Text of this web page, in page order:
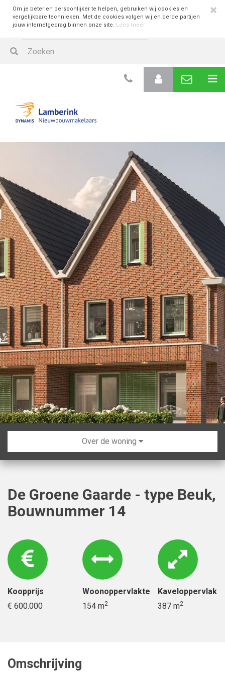
Om je beter en persoonlijker te helpen, gebruiken wij cookies en
vergelijkbare technieken. Met de cookies volgen wij en derde partijen
jouw internetgedrag binnen onze site. Lees meer
Over de woning
De Groene Gaarde - type Beuk,
Bouwnummer 14
Koopprijs
€ 600.000
Woonoppervlakte
154 m2
Kaveloppervlak
387 m2
Omschrijving